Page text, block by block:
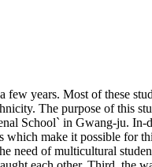
years. Most of these
The purpose of
School` in Gwang-ju.
make it possible for
need of multicultural